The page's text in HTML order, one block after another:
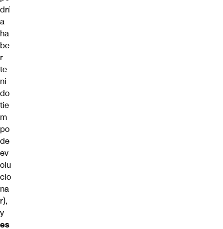
drí
a
ha
be
r
te
ni
do
tie
m
po
de
ev
olu
cio
na
r),
y
es